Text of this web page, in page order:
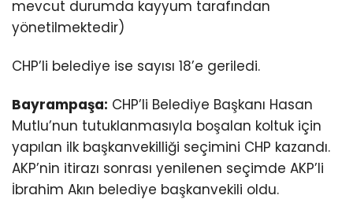
mevcut durumda kayyum tarafından
yönetilmektedir)
CHP’li belediye ise sayısı 18’e geriledi.
Bayrampaşa: CHP’li Belediye Başkanı Hasan
Mutlu’nun tutuklanmasıyla boşalan koltuk için
yapılan ilk başkanvekilliği seçimini CHP kazandı.
AKP’nin itirazı sonrası yenilenen seçimde AKP’li
İbrahim Akın belediye başkanvekili oldu.